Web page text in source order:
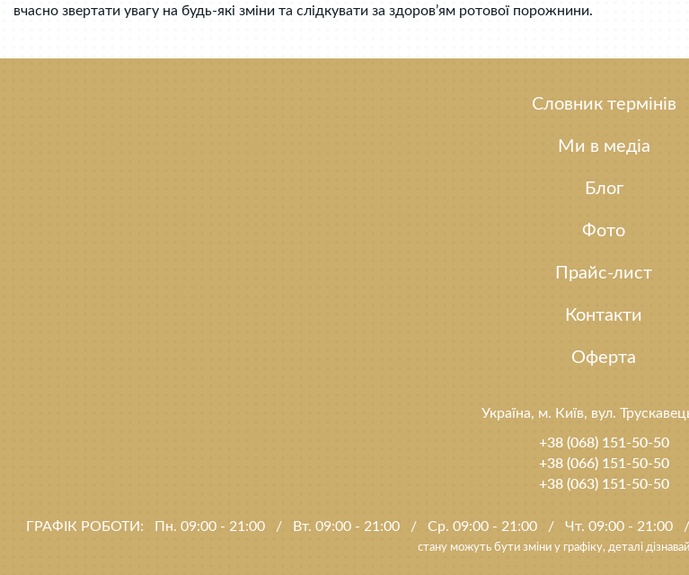
вчасно звертати увагу на будь-які зміни та слідкувати за здоров’ям ротової порожнини.
Словник термінів
Ми в медіа
Блог
Фото
Прайс-лист
Контакти
Оферта
Україна, м. Київ, вул.
+38 (068) 151-50-50
+38 (066) 151-50-50
+38 (063) 151-50-50
ГРАФІК РОБОТИ: Пн. 09:00 - 21:00 / Вт. 09:00 - 21:00 / Ср. 09:00 - 21:00 / Чт. 09:00 - 21:00 /
стану можуть бути зміни у графіку, деталі